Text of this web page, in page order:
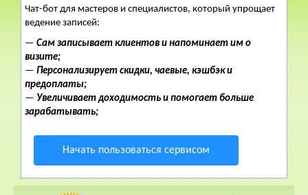
Чат-бот для мастеров и специалистов, который упрощает
ведение записей:
— Сам записывает клиентов и напоминает им о
визите;
— Персонализирует скидки, чаевые, кэшбэк и
предоплаты;
— Увеличивает доходимость и помогает больше
зарабатывать;
Начать пользоваться сервисом